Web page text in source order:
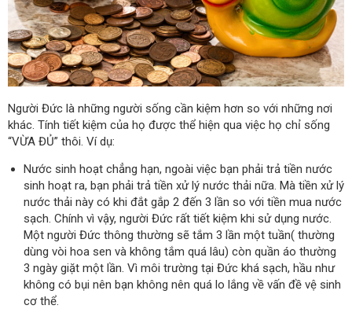
Người Đức là những người sống cần kiệm hơn so với những nơi
khác. Tính tiết kiệm của họ được thể hiện qua việc họ chỉ sống
“VỪA ĐỦ” thôi. Ví dụ:
Nước sinh hoạt chẳng hạn, ngoài việc bạn phải trả tiền nước
sinh hoạt ra, bạn phải trả tiền xử lý nước thải nữa. Mà tiền xử lý
nước thải này có khi đắt gắp 2 đến 3 lần so với tiền mua nước
sạch. Chính vì vậy, người Đức rất tiết kiệm khi sử dụng nước.
Một người Đức thông thường sẽ tắm 3 lần một tuần( thường
dùng vòi hoa sen và không tắm quá lâu) còn quần áo thường
3 ngày giặt một lần. Vì môi trường tại Đức khá sạch, hầu như
không có bụi nên bạn không nên quá lo lắng về vấn đề vệ sinh
cơ thể.